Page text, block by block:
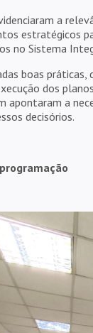
a
estratégicos
no Sistema
boas
dos
apontaram a
decisórios.